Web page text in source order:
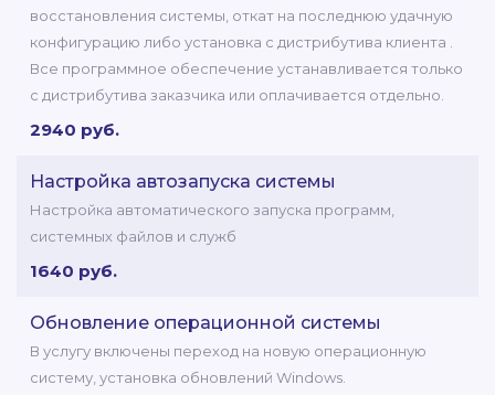
восстановления системы, откат на последнюю удачную
конфигурацию либо установка с дистрибутива клиента .
Все программное обеспечение устанавливается только
с дистрибутива заказчика или оплачивается отдельно.
2940 руб.
Настройка автозапуска системы
Настройка автоматического запуска программ,
системных файлов и служб
1640 руб.
Обновление операционной системы
В услугу включены переход на новую операционную
систему, установка обновлений Windows.